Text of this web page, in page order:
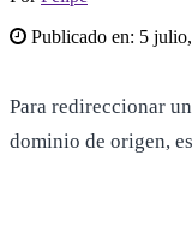
Publicado en: 5
Para redireccionar
dominio de origen,